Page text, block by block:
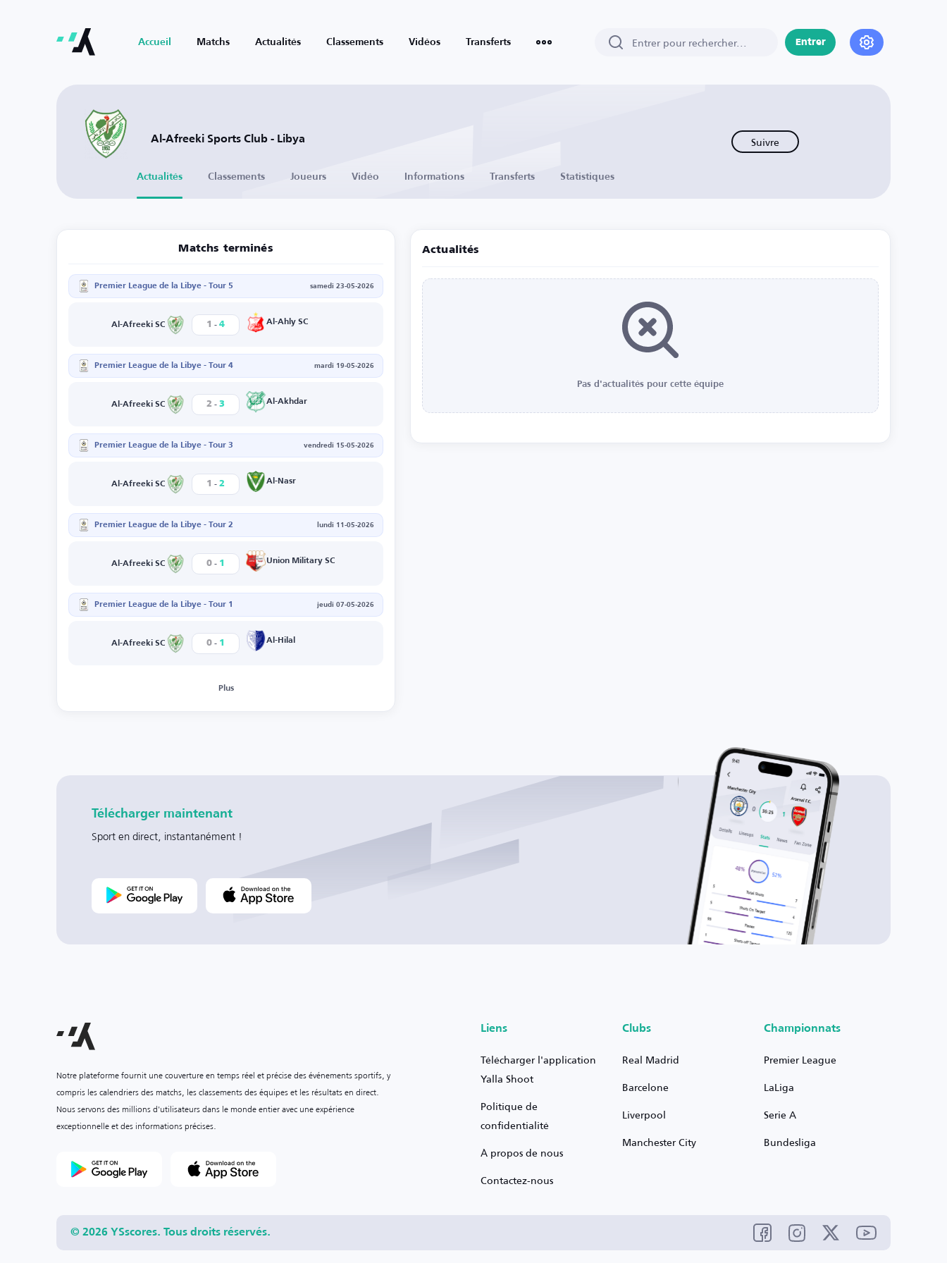
Accueil Matchs Actualités Classements Vidéos Transferts Entrer
Al-Afreeki Sports Club - Libya Suivre
Actualités Classements Joueurs Vidéo Informations Transferts Statistiques
Matchs terminés
Premier League de la Libye - Tour 5 samedi 23-05-2026
Al-Afreeki SC 1 - 4 Al-Ahly SC
Premier League de la Libye - Tour 4 mardi 19-05-2026
Al-Afreeki SC 2 - 3 Al-Akhdar
Premier League de la Libye - Tour 3 vendredi 15-05-2026
Al-Afreeki SC 1 - 2 Al-Nasr
Premier League de la Libye - Tour 2 lundi 11-05-2026
Al-Afreeki SC 0 - 1 Union Military SC
Premier League de la Libye - Tour 1 jeudi 07-05-2026
Al-Afreeki SC 0 - 1 Al-Hilal
Plus
Actualités
Pas d'actualités pour cette équipe
Télécharger maintenant
Sport en direct, instantanément !
Notre plateforme fournit une couverture en temps réel et précise des événements sportifs, y
compris les calendriers des matchs, les classements des équipes et les résultats en direct.
Nous servons des millions d'utilisateurs dans le monde entier avec une expérience
exceptionnelle et des informations précises.
Liens
Télécharger l'application
Yalla Shoot
Politique de
confidentialité
À propos de nous
Contactez-nous
Clubs
Real Madrid
Barcelone
Liverpool
Manchester City
Championnats
Premier League
LaLiga
Serie A
Bundesliga
© 2026 YSscores. Tous droits réservés.